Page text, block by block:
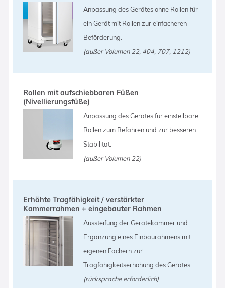
Anpassung des Gerätes ohne Rollen für
ein Gerät mit Rollen zur einfacheren
Beförderung.
(außer Volumen 22, 404, 707, 1212)
Rollen mit aufschiebbaren Füßen
(Nivellierungsfüße)
Anpassung des Gerätes für einstellbare
Rollen zum Befahren und zur besseren
Stabilität.
(außer Volumen 22)
Erhöhte Tragfähigkeit / verstärkter
Kammerrahmen + eingebauter Rahmen
Aussteifung der Gerätekammer und
Ergänzung eines Einbaurahmens mit
eigenen Fächern zur
Tragfähigkeitserhöhung des Gerätes.
(rücksprache erforderlich)